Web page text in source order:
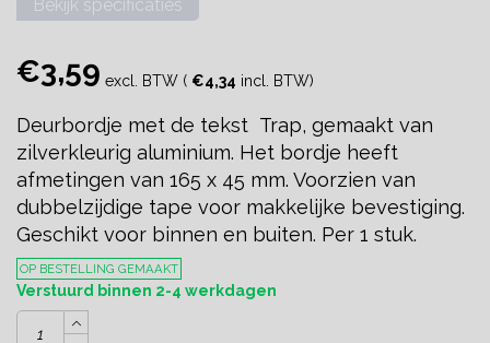
Bekijk specificaties
€3,59 excl. BTW ( €4,34 incl. BTW)
Deurbordje met de tekst Trap, gemaakt van
zilverkleurig aluminium. Het bordje heeft
afmetingen van 165 x 45 mm. Voorzien van
dubbelzijdige tape voor makkelijke bevestiging.
Geschikt voor binnen en buiten. Per 1 stuk.
OP BESTELLING GEMAAKT
Verstuurd binnen 2-4 werkdagen